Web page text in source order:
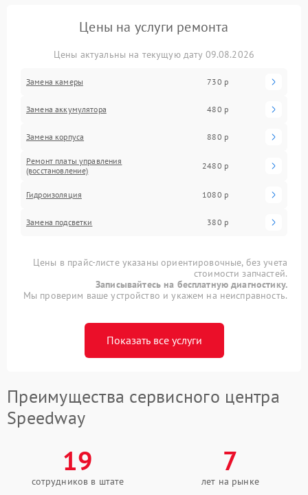
Цены на услуги ремонта
Цены актуальны на текущую дату 09.08.2026
Замена камеры 730 р
Замена аккумулятора 480 р
Замена корпуса 880 р
Ремонт платы управления
(восстановление)
2480 р
Гидроизоляция 1080 р
Замена подсветки 380 р
Цены в прайс-листе указаны ориентировочные, без учета
стоимости запчастей.
Записывайтесь на бесплатную диагностику.
Мы проверим ваше устройство и укажем на неисправность.
Показать все услуги
Преимущества сервисного центра
Speedway
19
сотрудников в штате
7
лет на рынке